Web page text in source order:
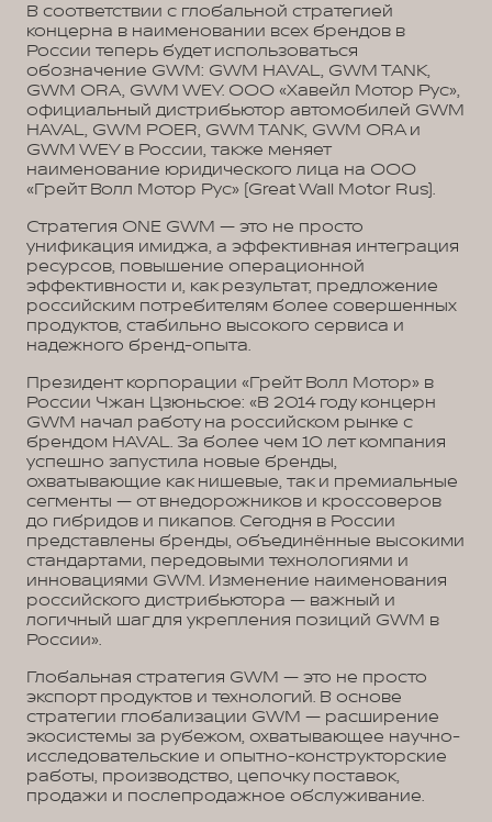
В соответствии с глобальной стратегией
концерна в наименовании всех брендов в
России теперь будет использоваться
обозначение GWM: GWM HAVAL, GWM TANK,
GWM ORA, GWM WEY. ООО «Хавейл Мотор Рус»,
официальный дистрибьютор автомобилей GWM
HAVAL, GWM POER, GWM TANK, GWM ORA и
GWM WEY в России, также меняет
наименование юридического лица на ООО
«Грейт Волл Мотор Рус» (Great Wall Motor Rus).
Стратегия ONE GWM — это не просто
унификация имиджа, а эффективная интеграция
ресурсов, повышение операционной
эффективности и, как результат, предложение
российским потребителям более совершенных
продуктов, стабильно высокого сервиса и
надежного бренд-опыта.
Президент корпорации «Грейт Волл Мотор» в
России Чжан Цзюньсюе: «В 2014 году концерн
GWM начал работу на российском рынке с
брендом HAVAL. За более чем 10 лет компания
успешно запустила новые бренды,
охватывающие как нишевые, так и премиальные
сегменты — от внедорожников и кроссоверов
до гибридов и пикапов. Сегодня в России
представлены бренды, объединённые высокими
стандартами, передовыми технологиями и
инновациями GWM. Изменение наименования
российского дистрибьютора — важный и
логичный шаг для укрепления позиций GWM в
России».
Глобальная стратегия GWM — это не просто
экспорт продуктов и технологий. В основе
стратегии глобализации GWM — расширение
экосистемы за рубежом, охватывающее научно-
исследовательские и опытно-конструкторские
работы, производство, цепочку поставок,
продажи и послепродажное обслуживание.